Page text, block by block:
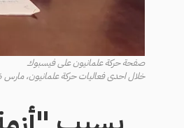
صفحة حركة علمانيون على فيسبوك
خلال احدى فعاليات حركة علمانيون، مارس 2026